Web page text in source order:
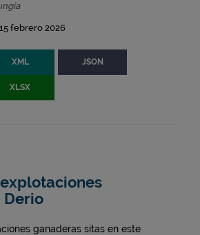
febrero 2026
XML JSON
XLSX
Derio
ganaderas sitas en este